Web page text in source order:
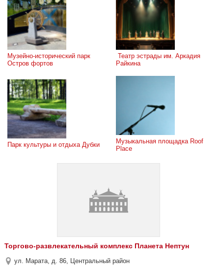
Музейно-исторический парк
Остров фортов
Райкина
Парк культуры и отдыха Дубки
Музыкальная площадка Roof
Place
Торгово-развлекательный комплекс Планета Нептун
ул. Марата, д. 86, Центральный район